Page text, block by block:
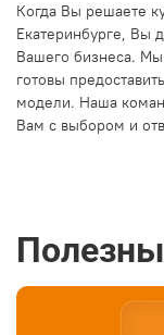
Когда Вы решаете
Екатеринбурге, Вы
Вашего бизнеса. Мы
готовы
модели. Наша
Вам с выбором и